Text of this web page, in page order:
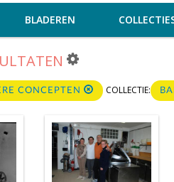
BLADEREN
CONCEPTEN COLLECTIE: